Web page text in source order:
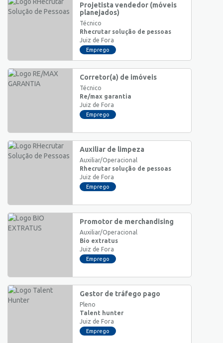
Projetista vendedor (móveis
planejados)
Técnico
Rhecrutar solução de pessoas
Juiz de Fora
Emprego
Corretor(a) de imóveis
Técnico
Re/max garantia
Juiz de Fora
Emprego
Auxiliar de limpeza
Auxiliar/Operacional
Rhecrutar solução de pessoas
Juiz de Fora
Emprego
Promotor de merchandising
Auxiliar/Operacional
Bio extratus
Juiz de Fora
Emprego
Gestor de tráfego pago
Pleno
Talent hunter
Juiz de Fora
Emprego